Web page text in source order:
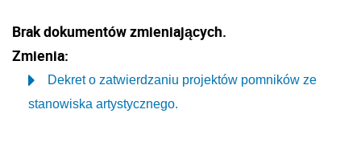
Brak dokumentów zmieniających.
Zmienia:
Dekret o zatwierdzaniu projektów pomników ze
stanowiska artystycznego.